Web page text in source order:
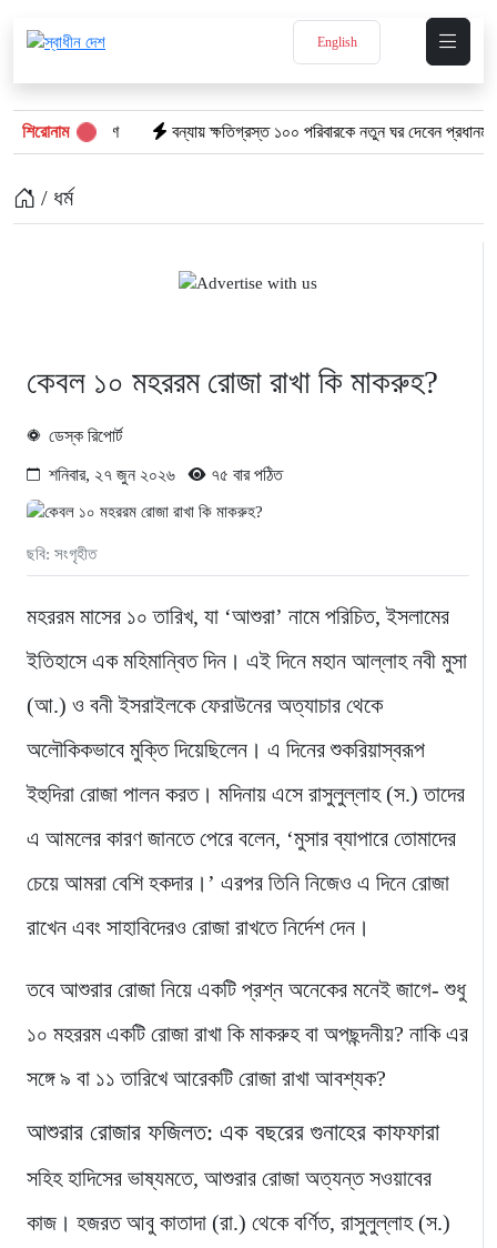
English
শিরোনাম
বাংলাদেশ বন্যায় ক্ষতিগ্রস্ত ১০০ পরিবারকে নতুন ঘর দেবেন প্রধানমন্ত্রী
/ ধর্ম
কেবল ১০ মহররম রোজা রাখা কি মাকরুহ?
ডেস্ক রিপোর্ট
শনিবার, ২৭ জুন ২০২৬ ৭৫ বার পঠিত
ছবি: সংগৃহীত
মহররম মাসের ১০ তারিখ, যা ‘আশুরা’ নামে পরিচিত, ইসলামের
ইতিহাসে এক মহিমান্বিত দিন। এই দিনে মহান আল্লাহ নবী মুসা
(আ.) ও বনী ইসরাইলকে ফেরাউনের অত্যাচার থেকে
অলৌকিকভাবে মুক্তি দিয়েছিলেন। এ দিনের শুকরিয়াস্বরূপ
ইহুদিরা রোজা পালন করত। মদিনায় এসে রাসুলুল্লাহ (স.) তাদের
এ আমলের কারণ জানতে পেরে বলেন, ‘মুসার ব্যাপারে তোমাদের
চেয়ে আমরা বেশি হকদার।’ এরপর তিনি নিজেও এ দিনে রোজা
রাখেন এবং সাহাবিদেরও রোজা রাখতে নির্দেশ দেন।
তবে আশুরার রোজা নিয়ে একটি প্রশ্ন অনেকের মনেই জাগে- শুধু
১০ মহররম একটি রোজা রাখা কি মাকরুহ বা অপছন্দনীয়? নাকি এর
সঙ্গে ৯ বা ১১ তারিখে আরেকটি রোজা রাখা আবশ্যক?
আশুরার রোজার ফজিলত: এক বছরের গুনাহের কাফফারা
সহিহ হাদিসের ভাষ্যমতে, আশুরার রোজা অত্যন্ত সওয়াবের
কাজ। হজরত আবু কাতাদা (রা.) থেকে বর্ণিত, রাসুলুল্লাহ (স.)